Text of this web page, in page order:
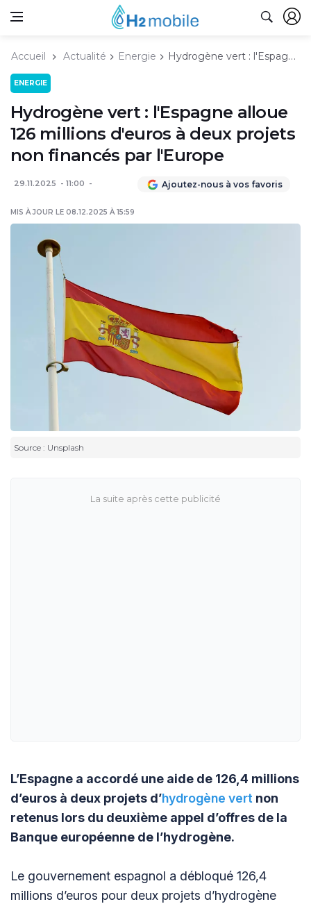
Accueil Actualité Energie Hydrogène vert : l'Espagne alloue 126 millions d'euros à deux projets non financés par l'Europe
ENERGIE
Hydrogène vert : l'Espagne alloue
126 millions d'euros à deux projets
non financés par l'Europe
29.11.2025 11:00 Ajoutez-nous à vos favoris
MIS À JOUR LE 08.12.2025 À 15:59
Source : Unsplash
L’Espagne a accordé une aide de 126,4 millions
d’euros à deux projets d’hydrogène vert non
retenus lors du deuxième appel d’offres de la
Banque européenne de l’hydrogène.
Le gouvernement espagnol a débloqué 126,4
millions d’euros pour deux projets d’hydrogène